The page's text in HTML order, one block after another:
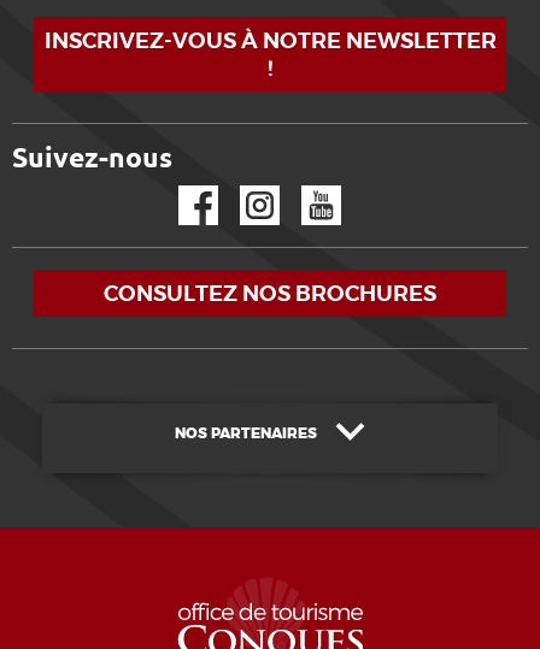
INSCRIVEZ-VOUS À NOTRE NEWSLETTER
!
Suivez-nous
CONSULTEZ NOS BROCHURES
NOS PARTENAIRES